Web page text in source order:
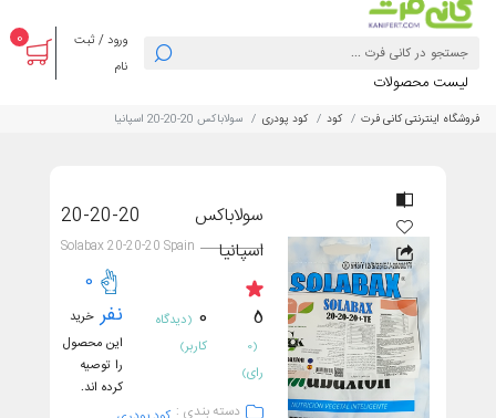
ورود / ثبت
نام
0
لیست محصولات
فروشگاه اینترنتی کانی فرت کود کود پودری سولاباکس 20-20-20 اسپانیا
سولاباکس 20-20-20
اسپانیا
Solabax 20-20-20 Spain
5
(0
رای)
0 (دیدگاه
کاربر)
0
نفر خرید
این محصول
را توصیه
کرده اند.
دسته بندی :